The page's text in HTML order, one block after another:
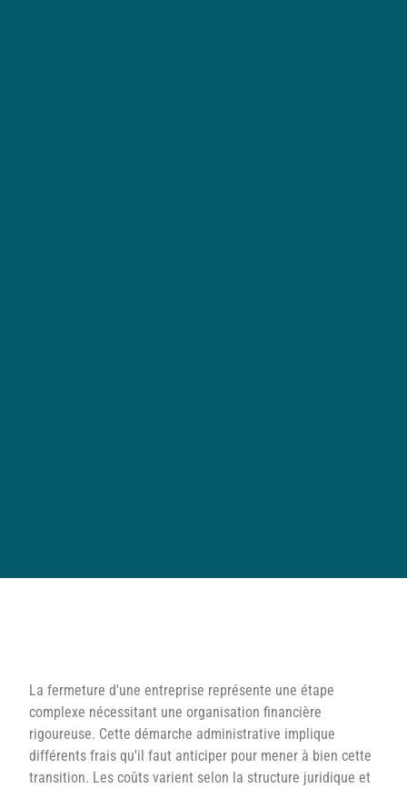
La fermeture d'une entreprise représente une étape
complexe nécessitant une organisation financière
rigoureuse. Cette démarche administrative implique
différents frais qu'il faut anticiper pour mener à bien cette
transition. Les coûts varient selon la structure juridique et